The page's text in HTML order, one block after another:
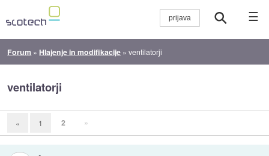
☰
Forum » Hlajenje in modifikacije »ventilatorji
ventilatorji
« 1 2 »